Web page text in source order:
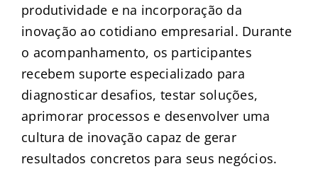
produtividade e na incorporação da
inovação ao cotidiano empresarial. Durante
o acompanhamento, os participantes
recebem suporte especializado para
diagnosticar desafios, testar soluções,
aprimorar processos e desenvolver uma
cultura de inovação capaz de gerar
resultados concretos para seus negócios.